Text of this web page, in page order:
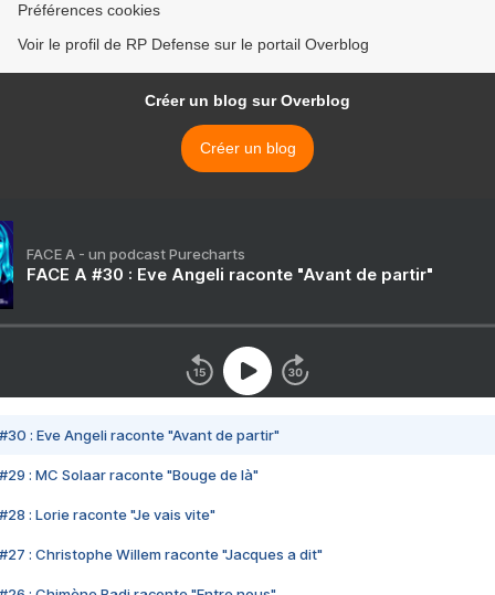
Préférences cookies
Voir le profil de RP Defense sur le portail Overblog
Créer un blog sur Overblog
Créer un blog
FACE A - un podcast Purecharts
FACE A #30 : Eve Angeli raconte "Avant de partir"
#30 : Eve Angeli raconte "Avant de partir"
#29 : MC Solaar raconte "Bouge de là"
#28 : Lorie raconte "Je vais vite"
#27 : Christophe Willem raconte "Jacques a dit"